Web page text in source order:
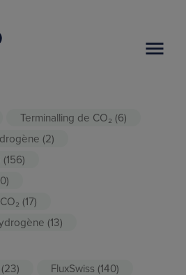
Terminalling de CO₂ (6)
(2)
(156)
(17)
(13)
(23) FluxSwiss (140)